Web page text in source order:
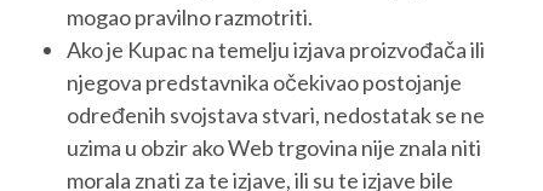
mogao pravilno razmotriti.
Ako je Kupac na temelju izjava proizvođača ili
njegova predstavnika očekivao postojanje
određenih svojstava stvari, nedostatak se ne
uzima u obzir ako Web trgovina nije znala niti
morala znati za te izjave, ili su te izjave bile